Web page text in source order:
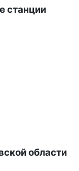
станции
области